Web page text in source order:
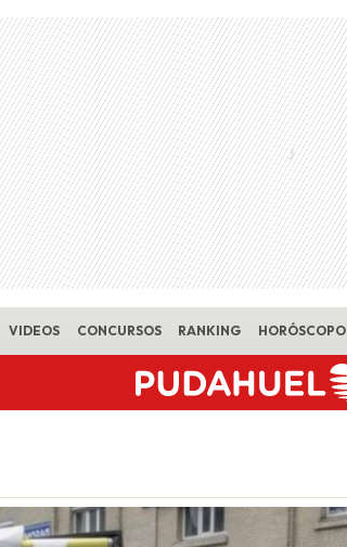
VIDEOS CONCURSOS RANKING HORÓSCOPO